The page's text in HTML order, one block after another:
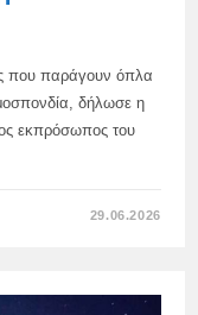
που παράγουν όπλα
δήλωσε η
εκπρόσωπος του
29.06.2026